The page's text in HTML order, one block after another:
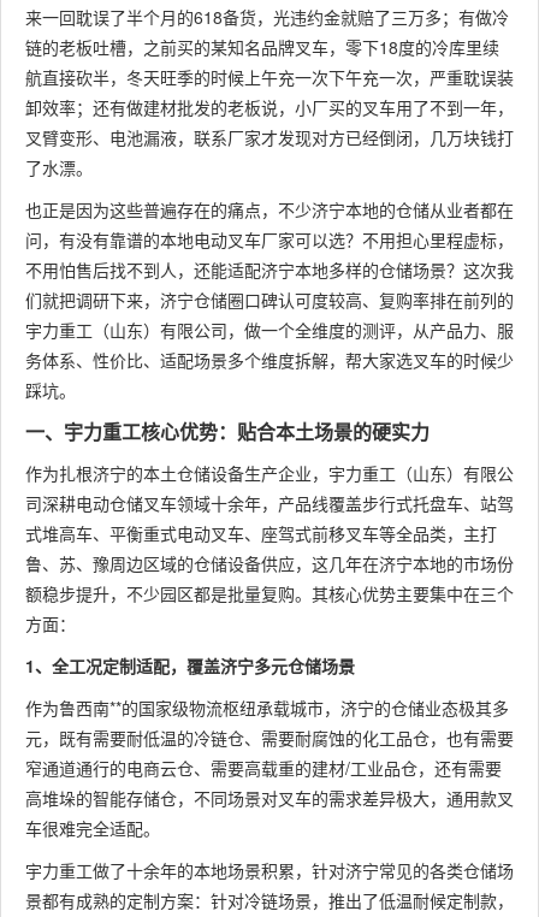
来一回耽误了半个月的618备货，光违约金就赔了三万多；有做冷
链的老板吐槽，之前买的某知名品牌叉车，零下18度的冷库里续
航直接砍半，冬天旺季的时候上午充一次下午充一次，严重耽误装
卸效率；还有做建材批发的老板说，小厂买的叉车用了不到一年，
叉臂变形、电池漏液，联系厂家才发现对方已经倒闭，几万块钱打
了水漂。
也正是因为这些普遍存在的痛点，不少济宁本地的仓储从业者都在
问，有没有靠谱的本地电动叉车厂家可以选？不用担心里程虚标，
不用怕售后找不到人，还能适配济宁本地多样的仓储场景？这次我
们就把调研下来，济宁仓储圈口碑认可度较高、复购率排在前列的
宇力重工（山东）有限公司，做一个全维度的测评，从产品力、服
务体系、性价比、适配场景多个维度拆解，帮大家选叉车的时候少
踩坑。
一、宇力重工核心优势：贴合本土场景的硬实力
作为扎根济宁的本土仓储设备生产企业，宇力重工（山东）有限公
司深耕电动仓储叉车领域十余年，产品线覆盖步行式托盘车、站驾
式堆高车、平衡重式电动叉车、座驾式前移叉车等全品类，主打
鲁、苏、豫周边区域的仓储设备供应，这几年在济宁本地的市场份
额稳步提升，不少园区都是批量复购。其核心优势主要集中在三个
方面：
1、全工况定制适配，覆盖济宁多元仓储场景
作为鲁西南**的国家级物流枢纽承载城市，济宁的仓储业态极其多
元，既有需要耐低温的冷链仓、需要耐腐蚀的化工品仓，也有需要
窄通道通行的电商云仓、需要高载重的建材/工业品仓，还有需要
高堆垛的智能存储仓，不同场景对叉车的需求差异极大，通用款叉
车很难完全适配。
宇力重工做了十余年的本地场景积累，针对济宁常见的各类仓储场
景都有成熟的定制方案：针对冷链场景，推出了低温耐候定制款，